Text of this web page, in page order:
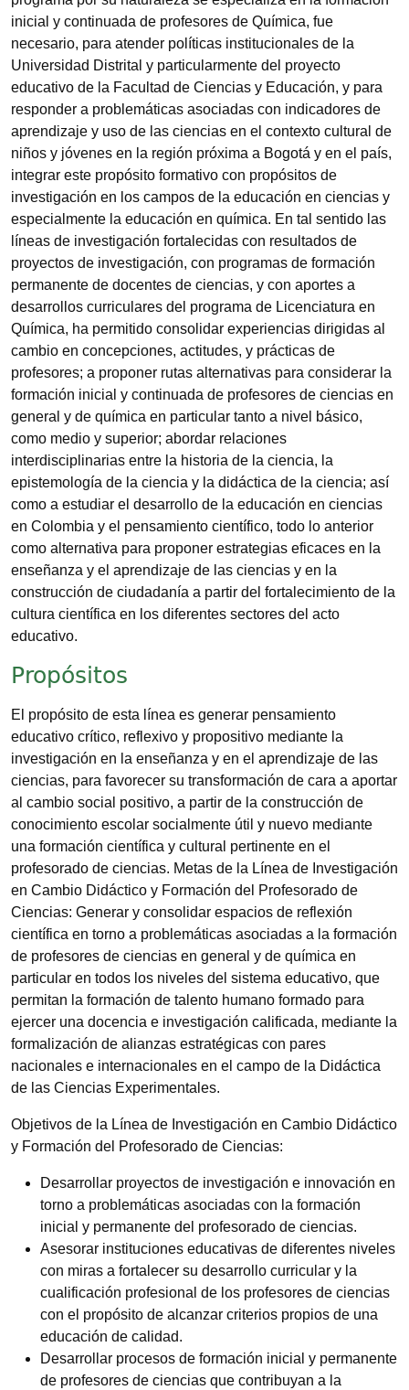
inicial y continuada de profesores de Química, fue
necesario, para atender políticas institucionales de la
Universidad Distrital y particularmente del proyecto
educativo de la Facultad de Ciencias y Educación, y para
responder a problemáticas asociadas con indicadores de
aprendizaje y uso de las ciencias en el contexto cultural de
niños y jóvenes en la región próxima a Bogotá y en el país,
integrar este propósito formativo con propósitos de
investigación en los campos de la educación en ciencias y
especialmente la educación en química. En tal sentido las
líneas de investigación fortalecidas con resultados de
proyectos de investigación, con programas de formación
permanente de docentes de ciencias, y con aportes a
desarrollos curriculares del programa de Licenciatura en
Química, ha permitido consolidar experiencias dirigidas al
cambio en concepciones, actitudes, y prácticas de
profesores; a proponer rutas alternativas para considerar la
formación inicial y continuada de profesores de ciencias en
general y de química en particular tanto a nivel básico,
como medio y superior; abordar relaciones
interdisciplinarias entre la historia de la ciencia, la
epistemología de la ciencia y la didáctica de la ciencia; así
como a estudiar el desarrollo de la educación en ciencias
en Colombia y el pensamiento científico, todo lo anterior
como alternativa para proponer estrategias eficaces en la
enseñanza y el aprendizaje de las ciencias y en la
construcción de ciudadanía a partir del fortalecimiento de la
cultura científica en los diferentes sectores del acto
educativo.
Propósitos
El propósito de esta línea es generar pensamiento
educativo crítico, reflexivo y propositivo mediante la
investigación en la enseñanza y en el aprendizaje de las
ciencias, para favorecer su transformación de cara a aportar
al cambio social positivo, a partir de la construcción de
conocimiento escolar socialmente útil y nuevo mediante
una formación científica y cultural pertinente en el
profesorado de ciencias. Metas de la Línea de Investigación
en Cambio Didáctico y Formación del Profesorado de
Ciencias: Generar y consolidar espacios de reflexión
científica en torno a problemáticas asociadas a la formación
de profesores de ciencias en general y de química en
particular en todos los niveles del sistema educativo, que
permitan la formación de talento humano formado para
ejercer una docencia e investigación calificada, mediante la
formalización de alianzas estratégicas con pares
nacionales e internacionales en el campo de la Didáctica
de las Ciencias Experimentales.
Objetivos de la Línea de Investigación en Cambio Didáctico
y Formación del Profesorado de Ciencias:
Desarrollar proyectos de investigación e innovación en
torno a problemáticas asociadas con la formación
inicial y permanente del profesorado de ciencias.
Asesorar instituciones educativas de diferentes niveles
con miras a fortalecer su desarrollo curricular y la
cualificación profesional de los profesores de ciencias
con el propósito de alcanzar criterios propios de una
educación de calidad.
Desarrollar procesos de formación inicial y permanente
de profesores de ciencias que contribuyan a la